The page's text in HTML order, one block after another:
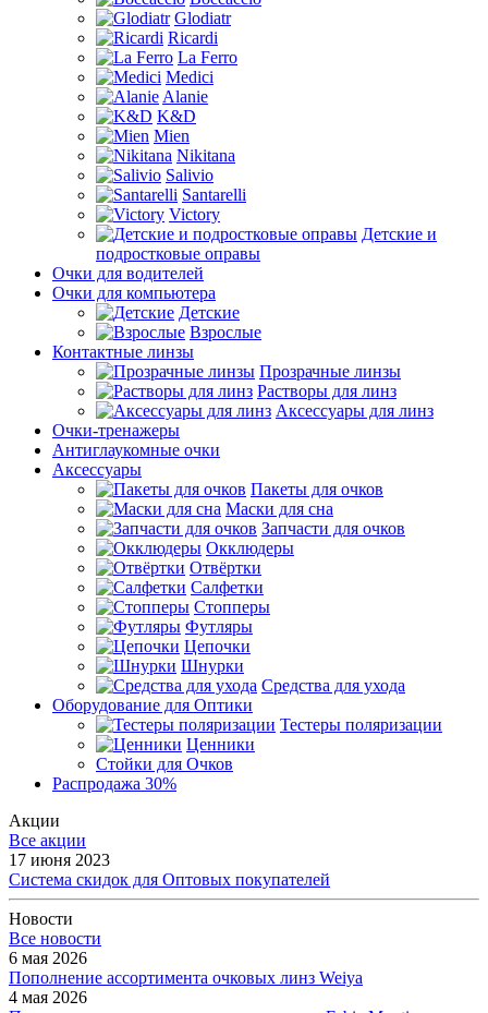
Glodiatr
Ricardi
La Ferro
Medici
Alanie
K&D
Mien
Nikitana
Salivio
Santarelli
Victory
Детские и
подростковые оправы
Очки для водителей
Очки для компьютера
Детские
Взрослые
Контактные линзы
Прозрачные линзы
Растворы для линз
Аксессуары для линз
Очки-тренажеры
Антиглаукомные очки
Аксессуары
Пакеты для очков
Маски для сна
Запчасти для очков
Окклюдеры
Отвёртки
Салфетки
Стопперы
Футляры
Цепочки
Шнурки
Средства для ухода
Оборудование для Оптики
Тестеры поляризации
Ценники
Стойки для Очков
Распродажа 30%
Акции
Все акции
17 июня 2023
Система скидок для Оптовых покупателей
Новости
Все новости
6 мая 2026
Пополнение ассортимента очковых линз Weiya
4 мая 2026